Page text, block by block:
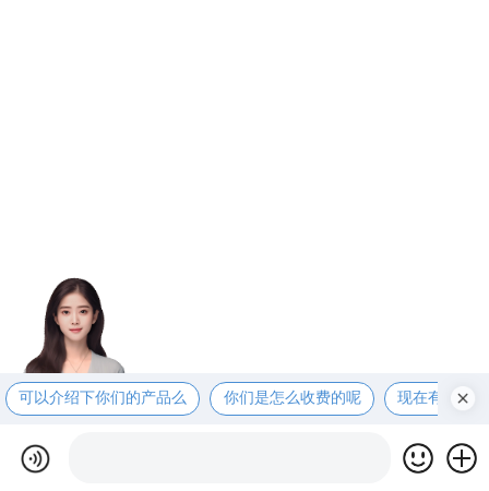
可以介绍下你们的产品么 你们是怎么收费的呢 现在有优惠